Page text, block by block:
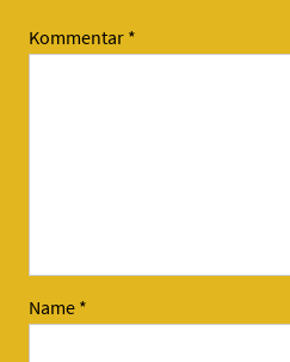
Kommentar *
Name *